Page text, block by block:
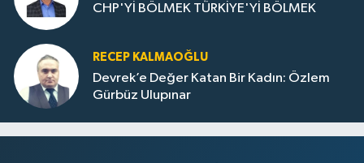
CHP'Yİ BÖLMEK TÜRKİYE'Yİ BÖLMEK
RECEP KALMAOĞLU
Devrek’e Değer Katan Bir Kadın: Özlem
Gürbüz Ulupınar